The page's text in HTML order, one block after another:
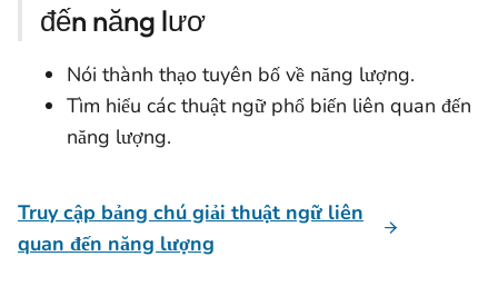
đến năng lươ
Nói thành thạo tuyên bố về năng lượng.
Tìm hiểu các thuật ngữ phổ biến liên quan đến
năng lượng.
Truy cập bảng chú giải thuật ngữ liên
quan đến năng lượng